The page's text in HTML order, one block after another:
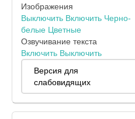
Изображения
Выключить Включить Черно-
белые Цветные
Озвучивание текста
Включить Выключить
Версия для
слабовидящих